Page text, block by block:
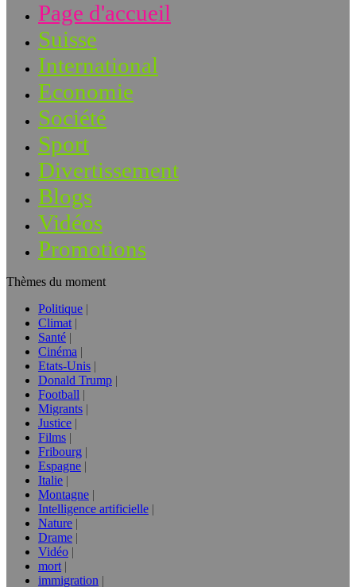
Page d'accueil
Suisse
International
Economie
Société
Sport
Divertissement
Blogs
Vidéos
Promotions
Thèmes du moment
Politique
Climat
Santé
Cinéma
Etats-Unis
Donald Trump
Football
Migrants
Justice
Films
Fribourg
Espagne
Italie
Montagne
Intelligence artificielle
Nature
Drame
Vidéo
mort
immigration